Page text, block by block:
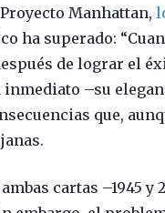
Manhattan,
ha superado:
de lograr el
–su
que,
cartas –1945